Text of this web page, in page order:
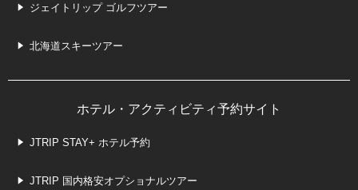
ジェイトリップ ゴルフツアー
北海道スキーツアー
ホテル・アクティビティ予約サイト
JTRIP STAY+ ホテル予約
JTRIP 国内格安オプショナルツアー